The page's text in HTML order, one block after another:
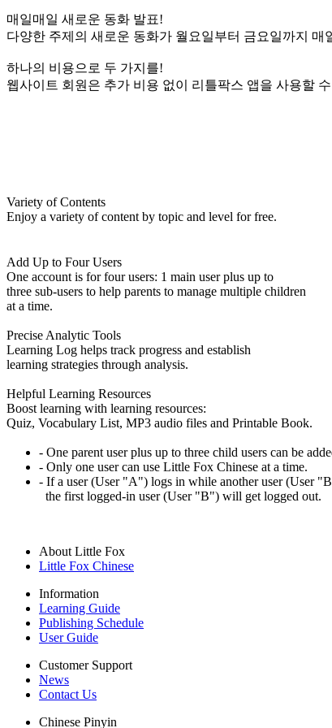
매일매일 새로운 동화 발표!
다양한 주제의 새로운 동화가 월요일부터 금요일까지 매
하나의 비용으로 두 가지를!
웹사이트 회원은 추가 비용 없이 리틀팍스 앱을 사용할
Variety of Contents
Enjoy a variety of content by topic and level for free.
Add Up to Four Users
One account is for four users: 1 main user plus up to
three sub-users to help parents to manage multiple children
at a time.
Precise Analytic Tools
Learning Log helps track progress and establish
learning strategies through analysis.
Helpful Learning Resources
Boost learning with learning resources:
Quiz, Vocabulary List, MP3 audio files and Printable Book.
- One parent user plus up to three child users can be
- Only one user can use Little Fox Chinese at a time.
- If a user (User "A") logs in while another user (User
the first logged-in user (User "B") will get logged out.
About Little Fox
Little Fox Chinese
Information
Learning Guide
Publishing Schedule
User Guide
Customer Support
News
Contact Us
Chinese Pinyin